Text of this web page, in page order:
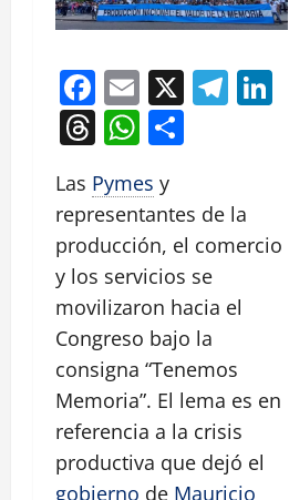
Facebook
Email
X
Threads
WhatsApp
Las Pymes y
representantes de la
producción, el comercio
y los servicios se
movilizaron hacia el
Congreso bajo la
consigna “Tenemos
Memoria”. El lema es en
referencia a la crisis
productiva que dejó el
gobierno de Mauricio